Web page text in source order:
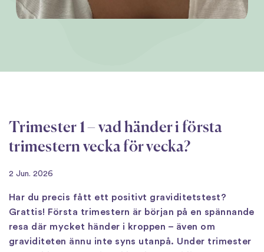
Trimester 1 – vad händer i första
trimestern vecka för vecka?
2 Jun. 2026
Har du precis fått ett positivt graviditetstest?
Grattis! Första trimestern är början på en spännande
resa där mycket händer i kroppen – även om
graviditeten ännu inte syns utanpå. Under trimester